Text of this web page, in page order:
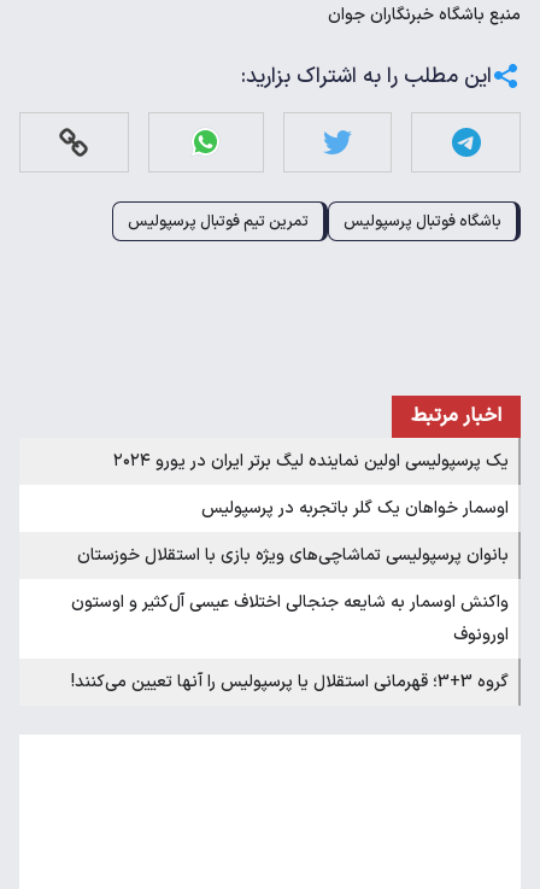
منبع باشگاه خبرنگاران جوان
این مطلب را به اشتراک بزارید:
باشگاه فوتبال پرسپولیس تمرین تیم فوتبال پرسپولیس
اخبار مرتبط
یک پرسپولیسی اولین نماینده لیگ برتر ایران در یورو ۲۰۲۴
اوسمار خواهان یک گلر باتجربه در پرسپولیس
بانوان پرسپولیسی تماشاچی‌های ویژه بازی با استقلال خوزستان
واکنش اوسمار به شایعه جنجالی اختلاف عیسی آل‌کثیر و اوستون
اورونوف
گروه 3+3؛ قهرمانی استقلال یا پرسپولیس را آنها تعیین می‌کنند!